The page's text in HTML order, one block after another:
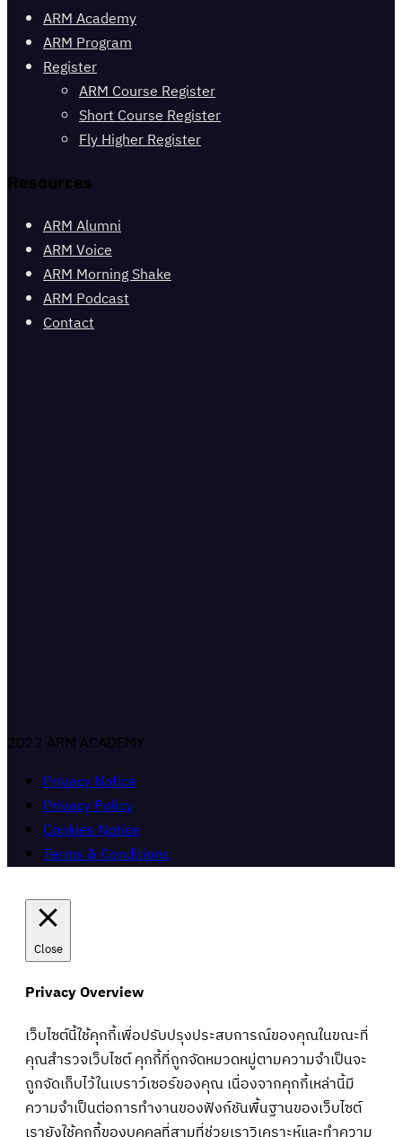
ARM Academy
ARM Program
Register
ARM Course Register
Short Course Register
Fly Higher Register
Resources
ARM Alumni
ARM Voice
ARM Morning Shake
ARM Podcast
Contact
2022 ARM ACADEMY
Privacy Notice
Privacy Policy
Cookies Notice
Terms & Conditions
Close
Privacy Overview
เว็บไซต์นี้ใช้คุกกี้เพื่อปรับปรุงประสบการณ์ของคุณในขณะที่
คุณสำรวจเว็บไซต์ คุกกี้ที่ถูกจัดหมวดหมู่ตามความจำเป็นจะ
ถูกจัดเก็บไว้ในเบราว์เซอร์ของคุณ เนื่องจากคุกกี้เหล่านี้มี
ความจำเป็นต่อการทำงานของฟังก์ชันพื้นฐานของเว็บไซต์